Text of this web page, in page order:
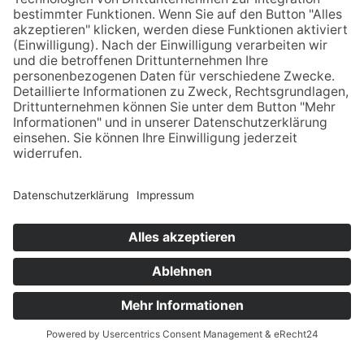
STURZQUELLE
Sturzquellen sind selten im Kreis Herford.
Das Wasser tritt hier druckvoller als bei den
Sickerquellen an die Oberfläche und fließt
schnell ab.